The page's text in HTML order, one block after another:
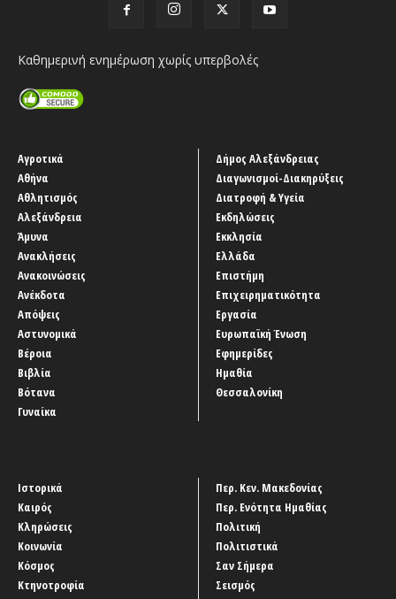
Καθημερινή ενημέρωση χωρίς υπερβολές
Αγροτικά
Αθήνα
Αθλητισμός
Αλεξάνδρεια
Άμυνα
Ανακλήσεις
Ανακοινώσεις
Ανέκδοτα
Απόψεις
Αστυνομικά
Βέροια
Βιβλία
Βότανα
Γυναίκα
Δήμος Αλεξάνδρειας
Διαγωνισμοί-Διακηρύξεις
Διατροφή & Υγεία
Εκδηλώσεις
Εκκλησία
Ελλάδα
Επιστήμη
Επιχειρηματικότητα
Εργασία
Ευρωπαϊκή Ένωση
Εφημερίδες
Ημαθία
Θεσσαλονίκη
Ιστορικά
Καιρός
Κληρώσεις
Κοινωνία
Κόσμος
Κτηνοτροφία
Περ. Κεν. Μακεδονίας
Περ. Ενότητα Ημαθίας
Πολιτική
Πολιτιστικά
Σαν Σήμερα
Σεισμός